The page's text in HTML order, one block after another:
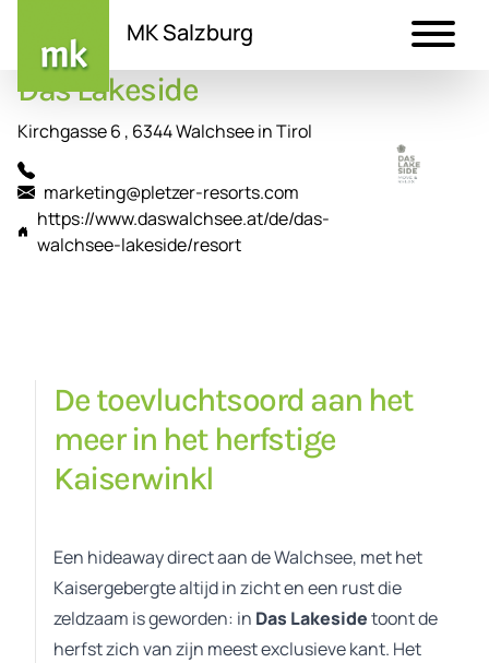
Inhalt
MK Salzburg
Das Lakeside
Kirchgasse 6 , 6344 Walchsee in Tirol
marketing@pletzer-resorts.com
https://www.daswalchsee.at/de/das-
walchsee-lakeside/resort
De toevluchtsoord aan het
meer in het herfstige
Kaiserwinkl
Een hideaway direct aan de Walchsee, met het
Kaisergebergte altijd in zicht en een rust die
zeldzaam is geworden: in Das Lakesidetoont de
herfst zich van zijn meest exclusieve kant. Het